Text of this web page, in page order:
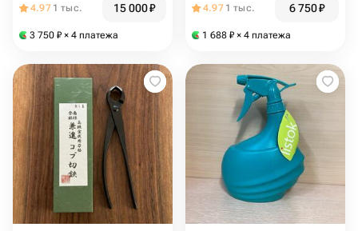
4.97 1 тыс. 15 000₽
3 750 ₽ × 4 платежа
4.97 1 тыс. 6 750₽
1 688 ₽ × 4 платежа